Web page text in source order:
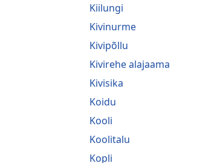
Kiilungi
Kivinurme
Kivipõllu
Kivirehe alajaama
Kivisika
Koidu
Kooli
Koolitalu
Kopli